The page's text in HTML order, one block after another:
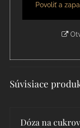
Povoliť a
Súvisiace
Dóza na